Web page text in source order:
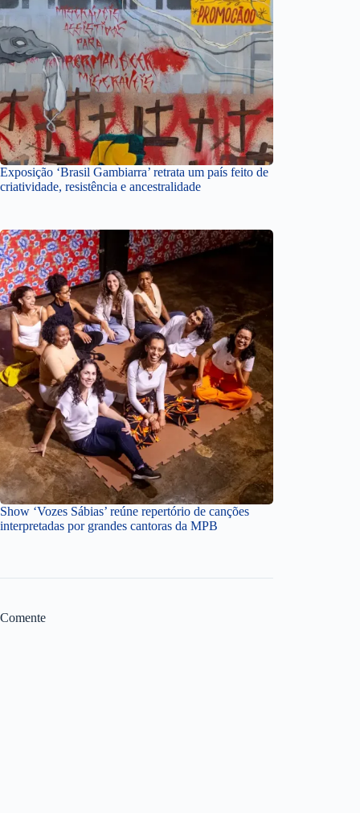
Exposição ‘Brasil Gambiarra’ retrata um país feito de
criatividade, resistência e ancestralidade
Show ‘Vozes Sábias’ reúne repertório de canções
interpretadas por grandes cantoras da MPB
Comente